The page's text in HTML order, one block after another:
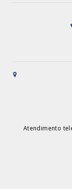
Atendimento